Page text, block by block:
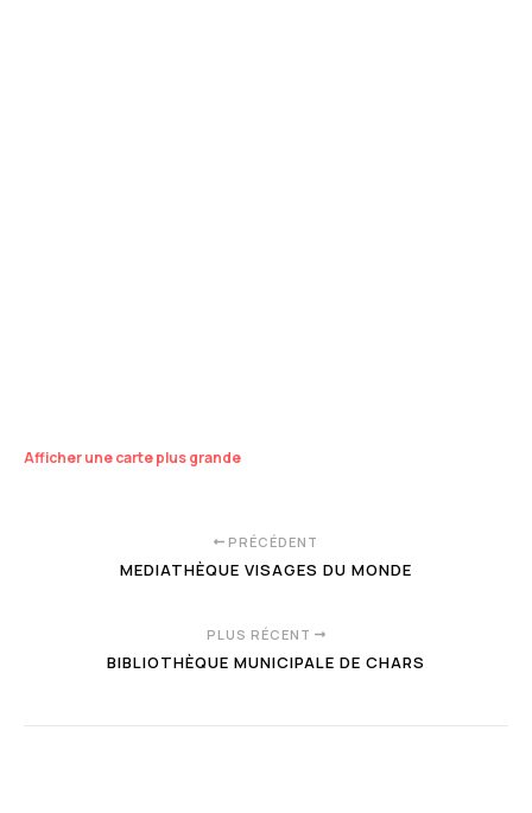
Afficher une carte plus grande
PRÉCÉDENT
MEDIATHÈQUE VISAGES DU MONDE
PLUS RÉCENT
BIBLIOTHÈQUE MUNICIPALE DE CHARS